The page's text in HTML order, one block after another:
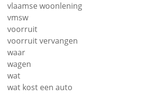
vlaamse woonlening
vmsw
voorruit
voorruit vervangen
waar
wagen
wat
wat kost een auto